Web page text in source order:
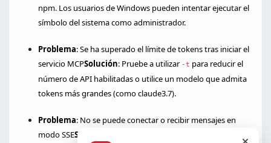
npm. Los usuarios de Windows pueden intentar ejecutar el
símbolo del sistema como administrador.
Problema: Se ha superado el límite de tokens tras iniciar el
servicio MCPSolución: Pruebe a utilizar -t para reducir el
número de API habilitadas o utilice un modelo que admita
tokens más grandes (como claude3.7).
Problema: No se puede conectar o recibir mensajes en
modo SSESolución